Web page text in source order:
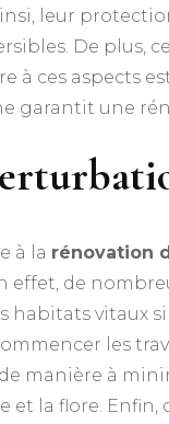
leur
De plus,
à ces aspects
garantit une
à la rénovation
effet, de
habitats vitaux
les
manière à
et la flore.